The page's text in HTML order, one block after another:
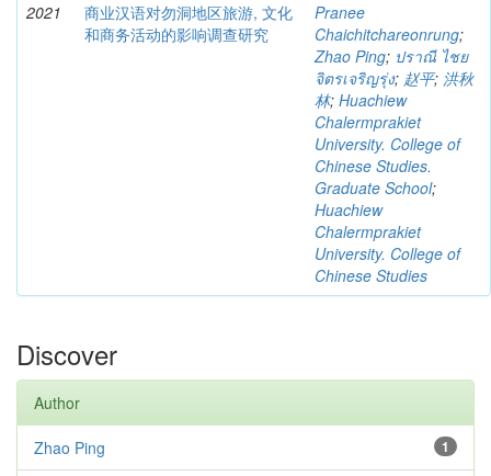
2021
商业汉语对勿洞地区旅游, 文化
和商务活动的影响调查研究
Pranee
Chaichitchareonrung;
Zhao Ping; ปราณี ไชย
จิตรเจริญรุ่ง; 赵平; 洪秋
林; Huachiew
Chalermprakiet
University. College of
Chinese Studies.
Graduate School;
Huachiew
Chalermprakiet
University. College of
Chinese Studies
Discover
Author
1
Zhao Ping